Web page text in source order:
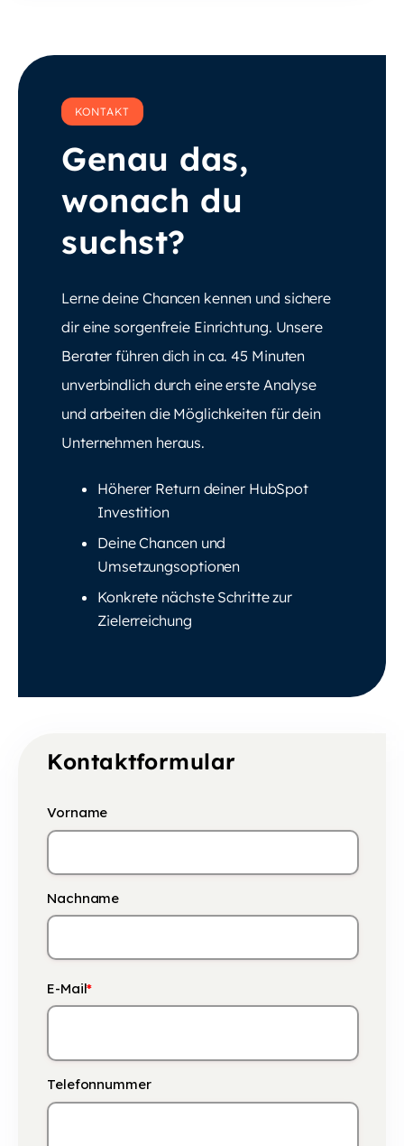
KONTAKT
Genau das,
wonach du
suchst?
Lerne deine Chancen kennen und sichere
dir eine sorgenfreie Einrichtung. Unsere
Berater führen dich in ca. 45 Minuten
unverbindlich durch eine erste Analyse
und arbeiten die Möglichkeiten für dein
Unternehmen heraus.
Höherer Return deiner HubSpot
Investition
Deine Chancen und
Umsetzungsoptionen
Konkrete nächste Schritte zur
Zielerreichung
Kontaktformular
Vorname
Nachname
E-Mail*
Telefonnummer